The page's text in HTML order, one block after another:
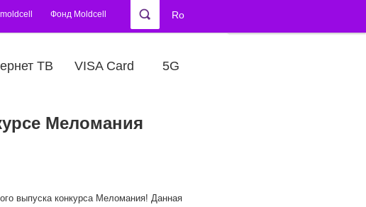
Фонд Moldcell Ro
ТВ VISA Card 5G
Меломания
выпуска конкурса Меломания! Данная